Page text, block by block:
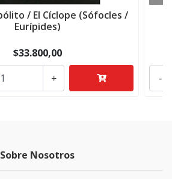
/ El Cíclope (Sófocles /
Eurípides)
$33.800,00
+ -
Sobre Nosotros